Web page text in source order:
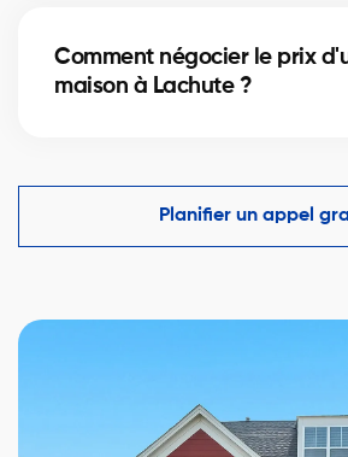
vous aident à financer votre
optimiser votre mise de fonds.
Comment négocier le prix
maison à Lachute ?
comparables du marché à
faire une offre compétitive tout en
intérêts.
Planifier un appel